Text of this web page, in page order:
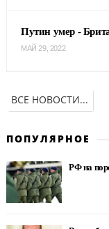
Путин умер -
МАЙ 29, 2022
ВСЕ НОВОСТИ...
ПОПУЛЯРНОЕ
РФ на